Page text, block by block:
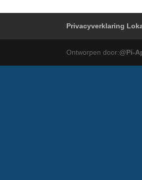
Privacyverklaring
Ontworpen door:@Pi-